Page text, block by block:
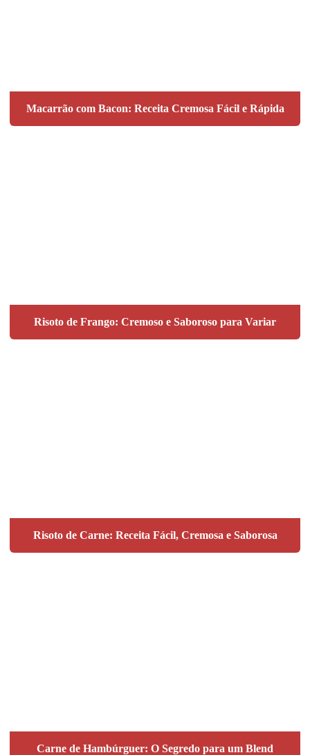
Macarrão com Bacon: Receita Cremosa Fácil e Rápida
Risoto de Frango: Cremoso e Saboroso para Variar
Risoto de Carne: Receita Fácil, Cremosa e Saborosa
Carne de Hambúrguer: O Segredo para um Blend